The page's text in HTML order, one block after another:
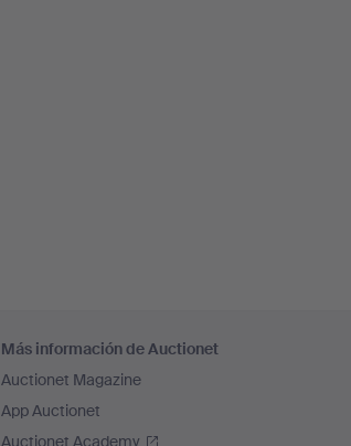
Más información de Auctionet
Auctionet Magazine
App Auctionet
Auctionet Academy